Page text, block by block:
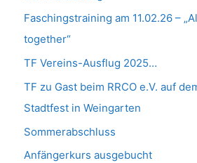
Faschingstraining am 11.02.26 –
together“
TF Vereins-Ausflug 2025…
TF zu Gast beim RRCO e.V. auf
Stadtfest in Weingarten
Sommerabschluss
Anfängerkurs ausgebucht